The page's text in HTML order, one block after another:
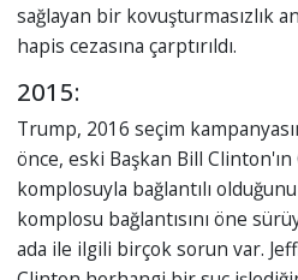
sağlayan bir kovuşturmasızlık
hapis cezasına çarptırıldı.
2015:
Trump, 2016 seçim
önce, eski Başkan Bill
komplosuyla bağlantılı
komplosu bağlantısını öne
ada ile ilgili birçok sorun var.